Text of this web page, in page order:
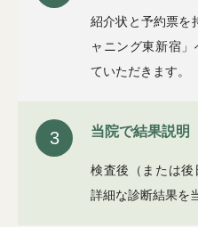
紹介状と予約票を
ャニング東新宿
ていただきます。
3 当院で結果説明
検査後（または後
詳細な診断結果を